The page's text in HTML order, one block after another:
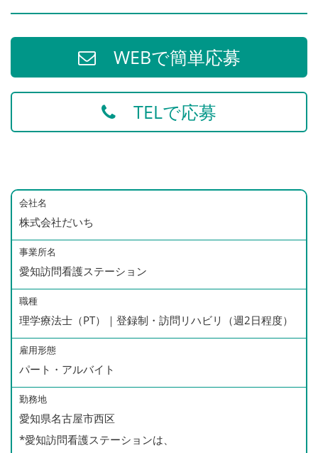
WEBで簡単応募
TELで応募
会社名
株式会社だいち
事業所名
愛知訪問看護ステーション
職種
理学療法士（PT）｜登録制・訪問リハビリ（週2日程度）
雇用形態
パート・アルバイト
勤務地
愛知県名古屋市西区
*愛知訪問看護ステーションは、